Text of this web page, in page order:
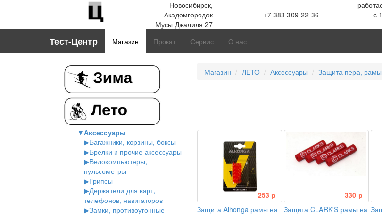
Новосибирск,
Академгородок
Мусы Джалиля 27
+7 383 309-22-36
с
Тест-Центр Магазин Прокат Сервис О нас
▼Аксессуары
▶Багажники, корзины, боксы
▶Брелки и прочие аксессуары
▶Велокомпьютеры,
пульсометры
▶Грипсы
▶Держатели для карт,
телефонов, навигаторов
▶Замки, противоугонные
Магазин ЛЕТО Аксессуары Защита пера, рамы
253 р
Защита Alhonga рамы на
330 р
Защита CLARK'S рамы на